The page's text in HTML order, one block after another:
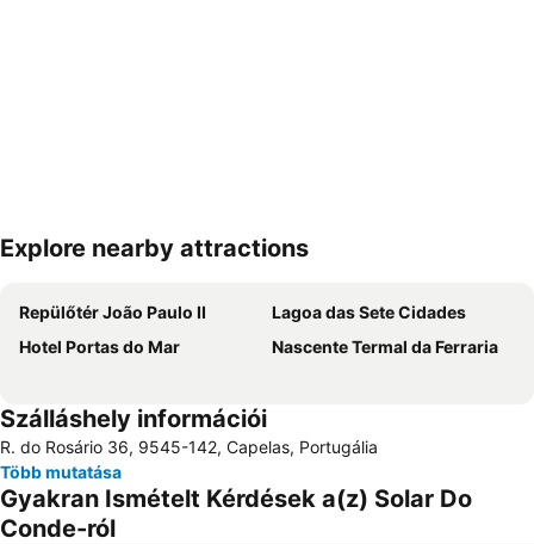
Nagy méretű térkép
Explore nearby attractions
Repülőtér João Paulo II
Lagoa das Sete Cidades
Hotel Portas do Mar
Nascente Termal da Ferraria
Szálláshely információi
R. do Rosário 36, 9545-142, Capelas, Portugália
Több mutatása
Gyakran Ismételt Kérdések a(z) Solar Do
Conde-ról